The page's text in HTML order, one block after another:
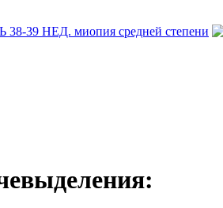
39 НЕД. миопия средней степени